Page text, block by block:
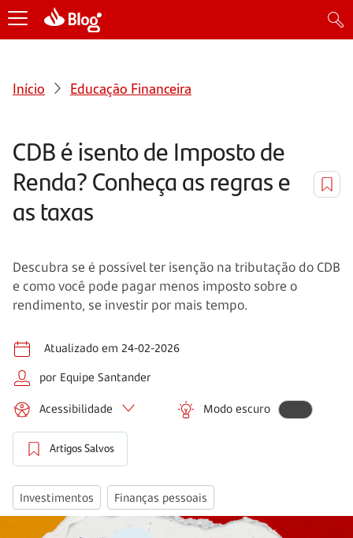
Início Educação Financeira
CDB é isento de Imposto de
Renda? Conheça as regras e
as taxas
Descubra se é possível ter isenção na tributação do CDB
e como você pode pagar menos imposto sobre o
rendimento, se investir por mais tempo.
Atualizado em 24-02-2026
por Equipe Santander
Acessibilidade Modo escuro
Artigos Salvos
Investimentos Finanças pessoais